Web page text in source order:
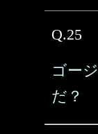
Q.25
ゴー
だ？